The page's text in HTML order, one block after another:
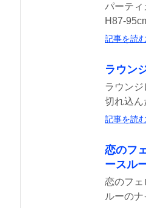
パーテ
H87-
記事を読
ラウン
ラウン
切れ込ん
記事を読
恋のフ
ースル
恋のフ
ルーの